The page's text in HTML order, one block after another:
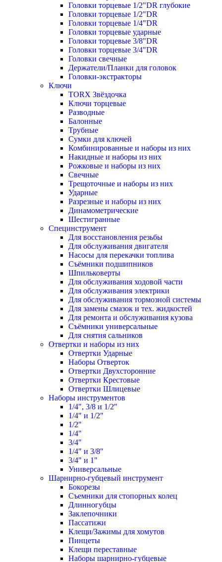
Головки торцевые 1/2"DR глубокие
Головки торцевые 1/2"DR
Головки торцевые 1/4"DR
Головки торцевые ударные
Головки торцевые 3/8"DR
Головки торцевые 3/4"DR
Головки свечные
Держатели/Планки для головок
Головки-экстракторы
Ключи
TORX Звёздочка
Ключи торцевые
Разводные
Балонные
Трубные
Сумки для ключей
Комбинированные и наборы из них
Накидные и наборы из них
Рожковые и наборы из них
Свечные
Трещоточные и наборы из них
Ударные
Разрезные и наборы из них
Динамометрические
Шестигранные
Специнструмент
Для восстановления резьбы
Для обслуживания двигателя
Насосы для перекачки топлива
Съёмники подшипников
Шпильковерты
Для обслуживания ходовой части
Для обслуживания электрики
Для обслуживания тормозной системы
Для замены смазок и тех. жидкостей
Для ремонта и обслуживания кузова
Съёмники универсальные
Для снятия сальников
Отвертки и наборы из них
Отвертки Ударные
Наборы Отверток
Отвертки Двухсторонние
Отвертки Крестовые
Отвертки Шлицевые
Наборы инструментов
1/4", 3/8 и 1/2"
1/4" и 1/2"
1/2"
1/4"
3/4"
1/4" и 3/8"
3/4" и 1"
Универсальные
Шарнирно-губцевый инструмент
Бокорезы
Съемники для стопорных колец
Длинногубцы
Заклепочники
Пассатижи
Клещи/Зажимы для хомутов
Пинцеты
Клещи переставные
Наборы шарнирно-губцевые